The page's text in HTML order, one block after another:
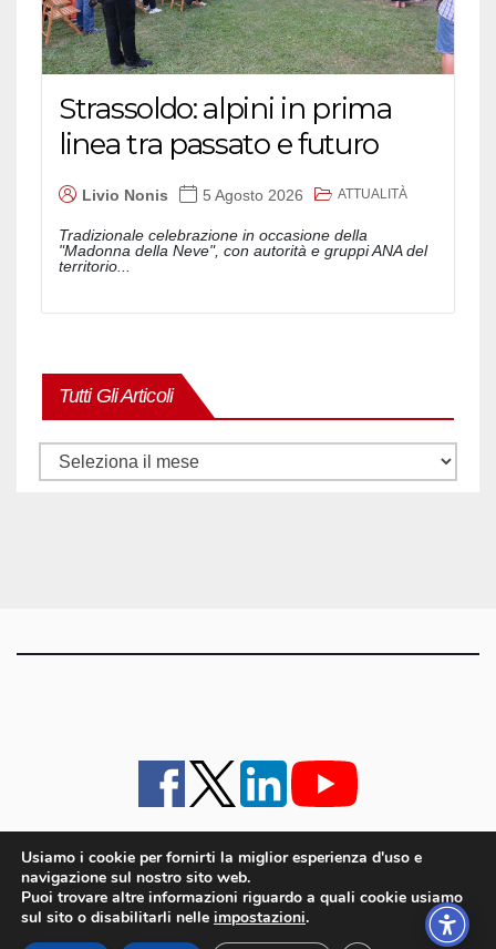
Strassoldo: alpini in prima
linea tra passato e futuro
Livio Nonis 5 Agosto 2026 ATTUALITÀ
Tradizionale celebrazione in occasione della
"Madonna della Neve", con autorità e gruppi ANA del
territorio...
Tutti Gli Articoli
Tutti
iMagazine · contatti e staff · lavora con noi
Cookie policy UE
iMagazine è un marchio di proprietà di Goliardica Editrice redazione in via Aquileia 64a,
Usiamo i cookie per fornirti la miglior esperienza d'uso e
navigazione sul nostro sito web.
Puoi trovare altre informazioni riguardo a quali cookie usiamo
sul sito o disabilitarli nelle impostazioni.